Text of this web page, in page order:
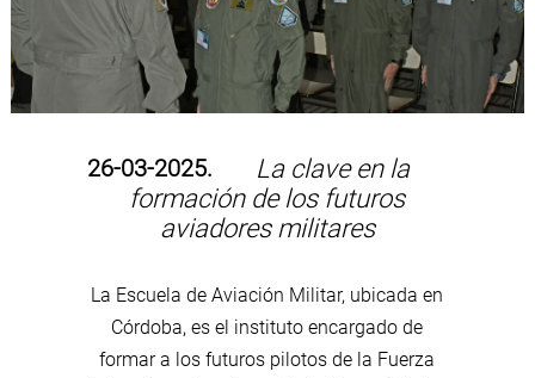
26-03-2025.
La clave en la
formación de los futuros
aviadores militares
La Escuela de Aviación Militar, ubicada en
Córdoba, es el instituto encargado de
formar a los futuros pilotos de la Fuerza